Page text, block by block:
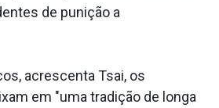
de punição a
acrescenta Tsai, os
em "uma tradição de longa